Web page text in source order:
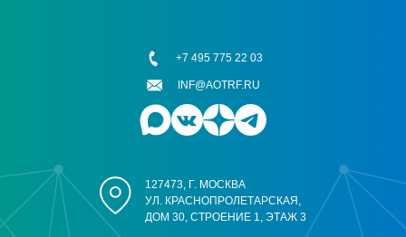
127473, Г. МОСКВА
УЛ. КРАСНОПРОЛЕТАРСКАЯ,
ДОМ 30, СТРОЕНИЕ 1, ЭТАЖ 3
+7 495 775 22 03
INF@AOTRF.RU